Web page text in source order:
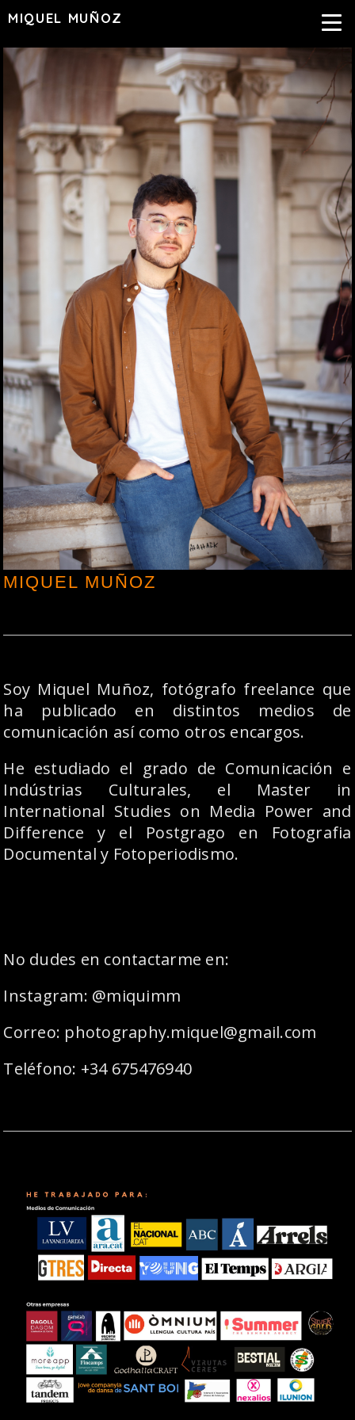
MIQUEL MUÑOZ
MIQUEL MUÑOZ
Soy Miquel Muñoz, fotógrafo freelance que
ha publicado en distintos medios de
comunicación así como otros encargos.
He estudiado el grado de Comunicación e
Indústrias Culturales, el Master in
International Studies on Media Power and
Difference y el Postgrago en Fotografia
Documental y Fotoperiodismo.
No dudes en contactarme en:
Instagram: @miquimm
Correo: photography.miquel@gmail.com
Teléfono: +34 675476940